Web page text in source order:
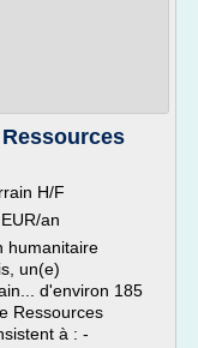
H/F
an
humanitaire
un(e)
d'environ 185
Ressources
à : -